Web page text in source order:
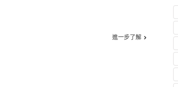
進一步了解